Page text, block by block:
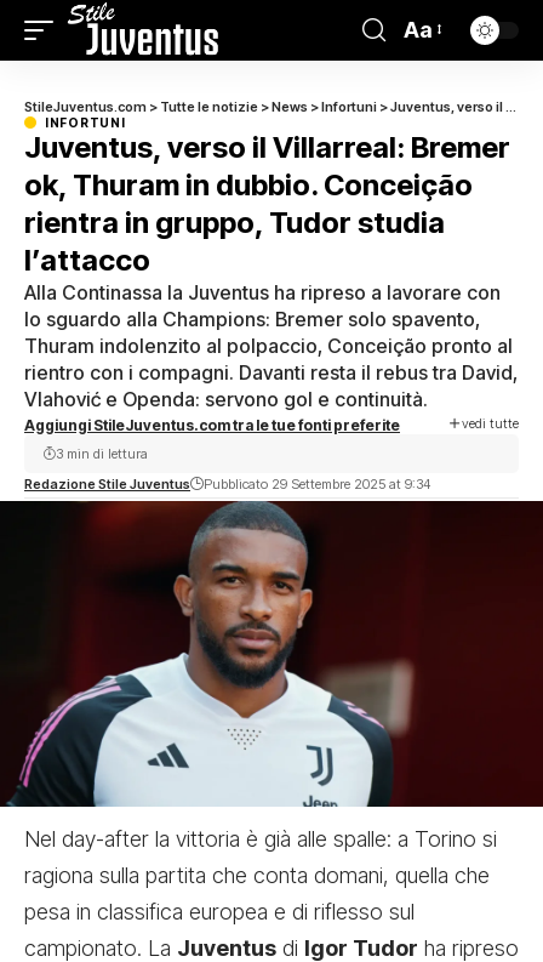
Aa
StileJuventus.com > Tutte le notizie >News >Infortuni >Juventus, verso il Villarreal: Bremer ok, Thuram in dubbio. Conceição rientra in gruppo, Tudor studia l’attacco
INFORTUNI
Juventus, verso il Villarreal: Bremer
ok, Thuram in dubbio. Conceição
rientra in gruppo, Tudor studia
l’attacco
Alla Continassa la Juventus ha ripreso a lavorare con
lo sguardo alla Champions: Bremer solo spavento,
Thuram indolenzito al polpaccio, Conceição pronto al
rientro con i compagni. Davanti resta il rebus tra David,
Vlahović e Openda: servono gol e continuità.
Aggiungi StileJuventus.com tra le tue fonti preferite vedi tutte
Redazione Stile Juventus Pubblicato 29 Settembre 2025 at 9:34
3 min di lettura
Nel day-after la vittoria è già alle spalle: a Torino si
ragiona sulla partita che conta domani, quella che
pesa in classifica europea e di riflesso sul
campionato. La Juventus di Igor Tudor ha ripreso